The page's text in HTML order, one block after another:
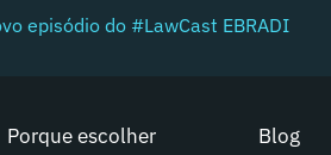
episódio do #LawCast EBRADI
Porque escolher
Blog